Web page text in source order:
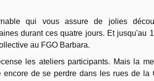
qui vous assure de jolies
durant ces quatre jours. Et jusqu'au
au FGO Barbara.
les ateliers participants. Mais la
de se perdre dans les rues de la